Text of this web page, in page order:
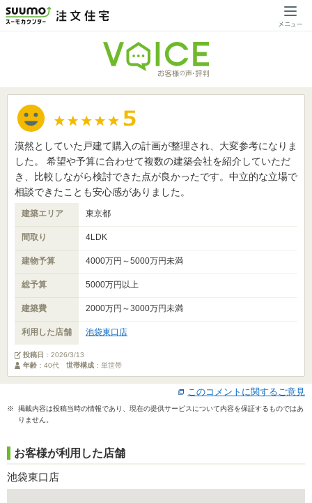
漠然としていた戸建て購入の計画が整理され、大変参考になりま
した。 希望や予算に合わせて複数の建築会社を紹介していただ
き、比較しながら検討できた点が良かったです。中立的な立場で
相談できたことも安心感がありました。
建築エリア 東京都
間取り 4LDK
建物予算 4000万円～5000万円未満
総予算 5000万円以上
建築費 2000万円～3000万円未満
利用した店舗 池袋東口店
投稿日 ： 2026/3/13
年齢 ：40代 世帯構成 ：単世帯
このコメントに関するご意見
※ 掲載内容は投稿当時の情報であり、現在の提供サービスについて内容を保証するものではあ
りません。
お客様が利用した店舗
池袋東口店